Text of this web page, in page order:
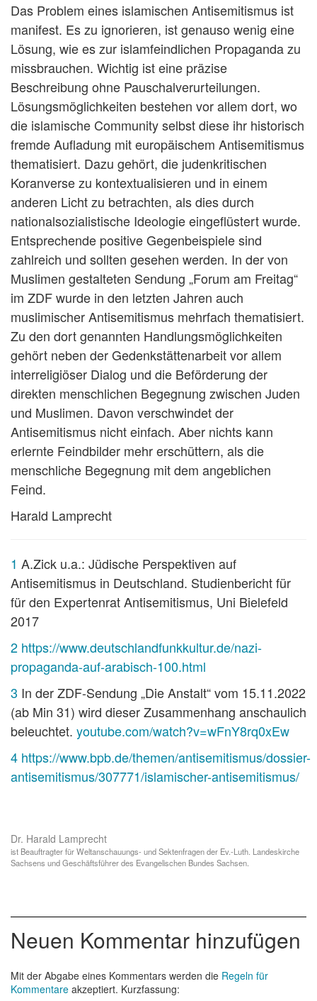
Das Problem eines islamischen Antisemitismus ist
manifest. Es zu ignorieren, ist genauso wenig eine
Lösung, wie es zur islamfeindlichen Propaganda zu
missbrauchen. Wichtig ist eine präzise
Beschreibung ohne Pauschalverurteilungen.
Lösungsmöglichkeiten bestehen vor allem dort, wo
die islamische Community selbst diese ihr historisch
fremde Aufladung mit europäischem Antisemitismus
thematisiert. Dazu gehört, die judenkritischen
Koranverse zu kontextualisieren und in einem
anderen Licht zu betrachten, als dies durch
nationalsozialistische Ideologie eingeflüstert wurde.
Entsprechende positive Gegenbeispiele sind
zahlreich und sollten gesehen werden. In der von
Muslimen gestalteten Sendung „Forum am Freitag“
im ZDF wurde in den letzten Jahren auch
muslimischer Antisemitismus mehrfach thematisiert.
Zu den dort genannten Handlungsmöglichkeiten
gehört neben der Gedenkstättenarbeit vor allem
interreligiöser Dialog und die Beförderung der
direkten menschlichen Begegnung zwischen Juden
und Muslimen. Davon verschwindet der
Antisemitismus nicht einfach. Aber nichts kann
erlernte Feindbilder mehr erschüttern, als die
menschliche Begegnung mit dem angeblichen
Feind.
Harald Lamprecht
1 A.Zick u.a.: Jüdische Perspektiven auf
Antisemitismus in Deutschland. Studienbericht für
für den Expertenrat Antisemitismus, Uni Bielefeld
2017
2 https://www.deutschlandfunkkultur.de/nazi-
propaganda-auf-arabisch-100.html
3 In der ZDF-Sendung „Die Anstalt“ vom 15.11.2022
(ab Min 31) wird dieser Zusammenhang anschaulich
beleuchtet. youtube.com/watch?v=wFnY8rq0xEw
4 https://www.bpb.de/themen/antisemitismus/dossier-
antisemitismus/307771/islamischer-antisemitismus/
Dr. Harald Lamprecht
ist Beauftragter für Weltanschauungs- und Sektenfragen der Ev.-Luth. Landeskirche
Sachsens und Geschäftsführer des Evangelischen Bundes Sachsen.
Neuen Kommentar hinzufügen
Mit der Abgabe eines Kommentars werden die Regeln für
Kommentare akzeptiert. Kurzfassung: